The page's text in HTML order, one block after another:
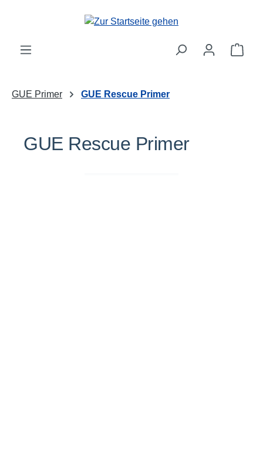
Zum Hauptinhalt springen
GUE Primer GUE Rescue Primer
GUE Rescue Primer